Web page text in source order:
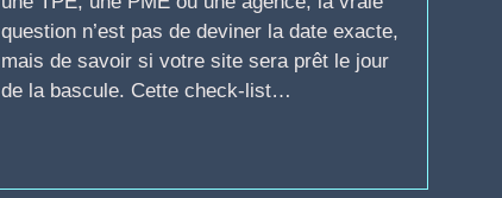
question n’est pas de deviner la date exacte,
mais de savoir si votre site sera prêt le jour
de la bascule. Cette check-list…